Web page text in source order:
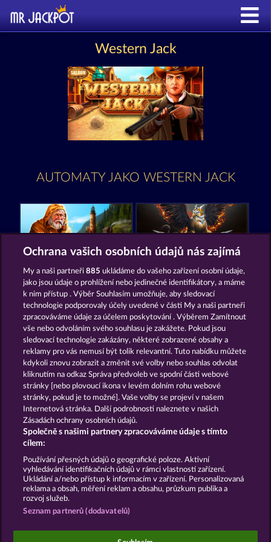
Western Jack
AUTOMATY JAKO WESTERN JACK
Old Fisherman The Griffin
Balthazar Super Piggy Coins
Podmínky Prohlášení o Soukromí a Cookies
Kontakt Společnost Časté dotazy
Podat Žádost o Odstoupení
Sociální kasinové hry jsou určeny výhradně k
Ochrana vašich osobních údajů nás zajímá
My a naši partneři885 ukládáme do vašeho zařízení osobní údaje,
jako jsou údaje o prohlížení nebo jedinečné identifikátory, a máme
k nim přístup . Výběr Souhlasím umožňuje, aby sledovací
technologie podporovaly účely uvedené v části My a naši partneři
zpracováváme údaje za účelem poskytování . Výběrem Zamítnout
vše nebo odvoláním svého souhlasu je zakážete. Pokud jsou
sledovací technologie zakázány, některé zobrazené obsahy a
reklamy pro vás nemusí být tolik relevantní. Tuto nabídku můžete
kdykoli znovu zobrazit a změnit své volby nebo souhlas odvolat
kliknutím na odkaz Správa předvoleb ve spodní části webové
stránky [nebo plovoucí ikona v levém dolním rohu webové
stránky, pokud je to možné]. Vaše volby se projeví v našem
Internetová stránka. Další podrobnosti naleznete v našich
Zásadách ochrany osobních údajů.
Společně s našimi partnery zpracováváme údaje s tímto
cílem:
Používání přesných údajů o geografické poloze. Aktivní
vyhledávání identifikačních údajů v rámci vlastností zařízení.
Ukládání a/nebo přístup k informacím v zařízení. Personalizovaná
reklama a obsah, měření reklam a obsahu, průzkum publika a
rozvoj služeb.
Seznam partnerů (dodavatelů)